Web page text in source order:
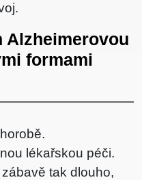
Alzheimerovou
formami
lékařskou péči.
tak dlouho,